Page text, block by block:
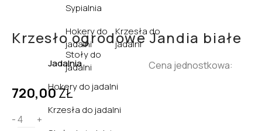
Sypialnia
Hokery do
jadalni
Krzesła do
jadalni
Stoły do
jadalni
Jadalnia
Hokery do jadalni
Krzesła do jadalni
Krzesło ogrodowe Jandia białe
Cena jednostkowa:
720,00ZŁ
- +